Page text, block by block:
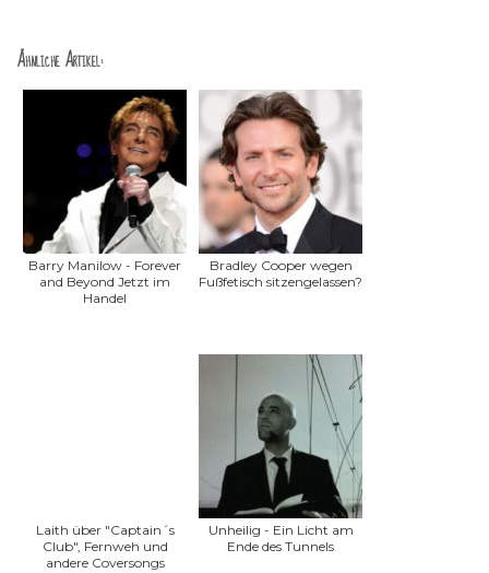
Ähnliche Artikel:
Barry Manilow - Forever
and Beyond Jetzt im
Handel
Bradley Cooper wegen
Fußfetisch sitzengelassen?
Laith über "Captain´s
Club", Fernweh und
andere Coversongs
Unheilig - Ein Licht am
Ende des Tunnels